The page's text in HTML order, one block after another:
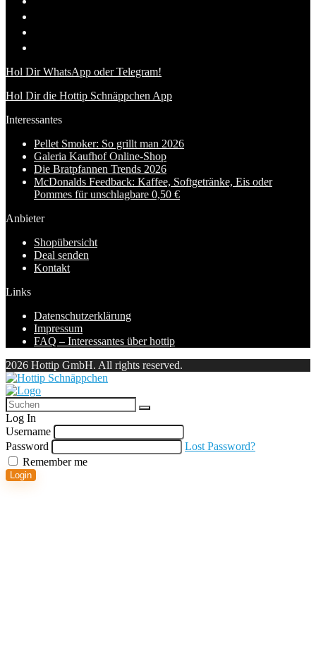
Hol Dir WhatsApp oder Telegram!
Hol Dir die Hottip Schnäppchen App
Interessantes
Pellet Smoker: So grillt man 2026
Galeria Kaufhof Online-Shop
Die Bratpfannen Trends 2026
McDonalds Feedback: Kaffee, Softgetränke, Eis oder
Pommes für unschlagbare 0,50 €
Anbieter
Shopübersicht
Deal senden
Kontakt
Links
Datenschutzerklärung
Impressum
FAQ – Interessantes über hottip
2026 Hottip GmbH. All rights reserved.
Log In
Username
Password
Lost Password?
Remember me
Login